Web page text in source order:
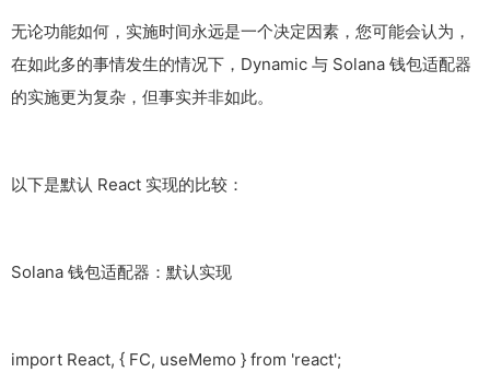
无论功能如何，实施时间永远是一个决定因素，您可能会认为，
在如此多的事情发生的情况下，Dynamic 与 Solana 钱包适配器
的实施更为复杂，但事实并非如此。
以下是默认 React 实现的比较：
Solana 钱包适配器：默认实现
import React, { FC, useMemo } from 'react';